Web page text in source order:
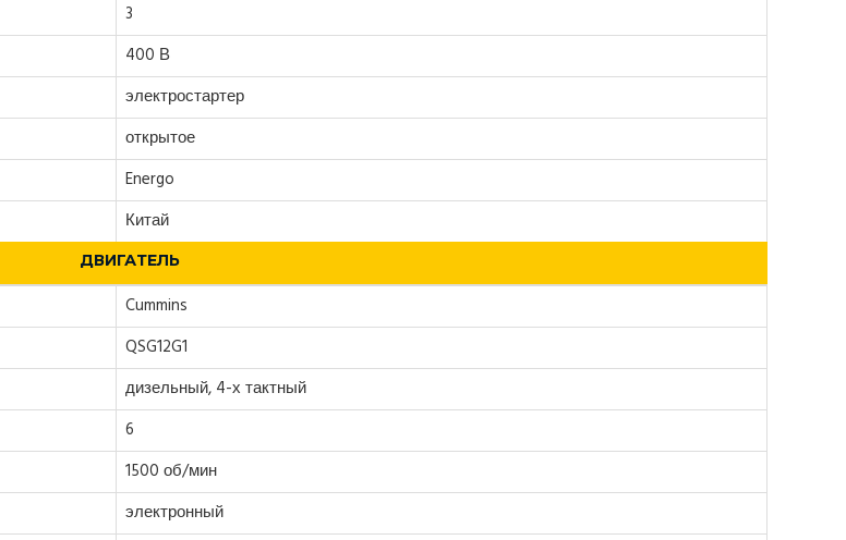
3
400 В
электростартер
открытое
Energo
Китай
ДВИГАТЕЛЬ
Cummins
QSG12G1
дизельный, 4-х тактный
6
1500 об/мин
электронный